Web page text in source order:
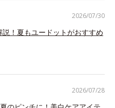
！夏もユードットがおすすめ
2026/07/30
2026/07/28